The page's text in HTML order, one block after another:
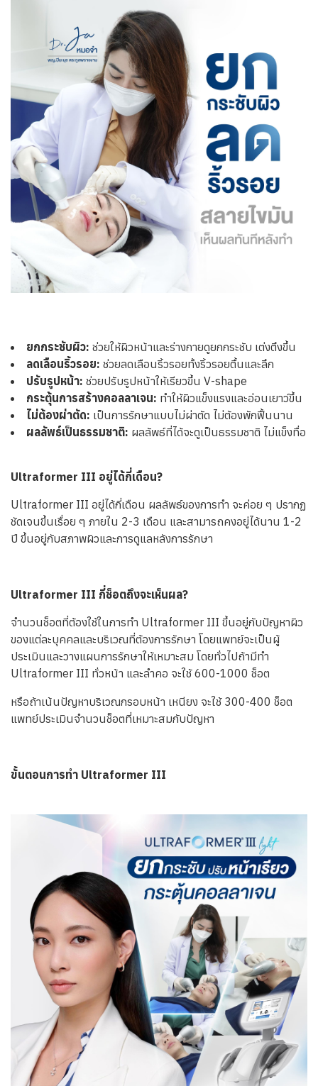
ยกกระชับผิว: ช่วยให้ผิวหน้าและร่างกายดูยกกระชับ เต่งตึงขึ้น
ลดเลือนริ้วรอย: ช่วยลดเลือนริ้วรอยทั้งริ้วรอยตื้นและลึก
ปรับรูปหน้า: ช่วยปรับรูปหน้าให้เรียวขึ้น V-shape
กระตุ้นการสร้างคอลลาเจน: ทำให้ผิวแข็งแรงและอ่อนเยาว์ขึ้น
ไม่ต้องผ่าตัด: เป็นการรักษาแบบไม่ผ่าตัด ไม่ต้องพักฟื้นนาน
ผลลัพธ์เป็นธรรมชาติ: ผลลัพธ์ที่ได้จะดูเป็นธรรมชาติ ไม่แข็งทื่อ
Ultraformer III อยู่ได้กี่เดือน?
Ultraformer III อยู่ได้กี่เดือน ผลลัพธ์ของการทำ จะค่อย ๆ ปรากฏ
ชัดเจนขึ้นเรื่อย ๆ ภายใน 2-3 เดือน และสามารถคงอยู่ได้นาน 1-2
ปี ขึ้นอยู่กับสภาพผิวและการดูแลหลังการรักษา
Ultraformer III กี่ช็อตถึงจะเห็นผล?
จำนวนช็อตที่ต้องใช้ในการทำ Ultraformer III ขึ้นอยู่กับปัญหาผิว
ของแต่ละบุคคลและบริเวณที่ต้องการรักษา โดยแพทย์จะเป็นผู้
ประเมินและวางแผนการรักษาให้เหมาะสม โดยทั่วไปถ้ามีทำ
Ultraformer III ทั่วหน้า และลำคอ จะใช้ 600-1000 ช็อต
หรือถ้าเน้นปัญหาบริเวณกรอบหน้า เหนียง จะใช้ 300-400 ช็อต
แพทย์ประเมินจำนวนช็อตที่เหมาะสมกับปัญหา
ขั้นตอนการทำ Ultraformer III